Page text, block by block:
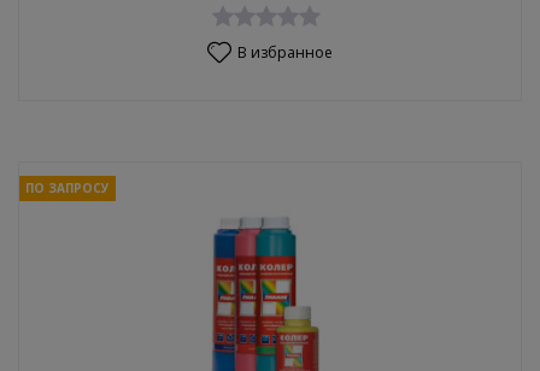
В избранное
ПО ЗАПРОСУ